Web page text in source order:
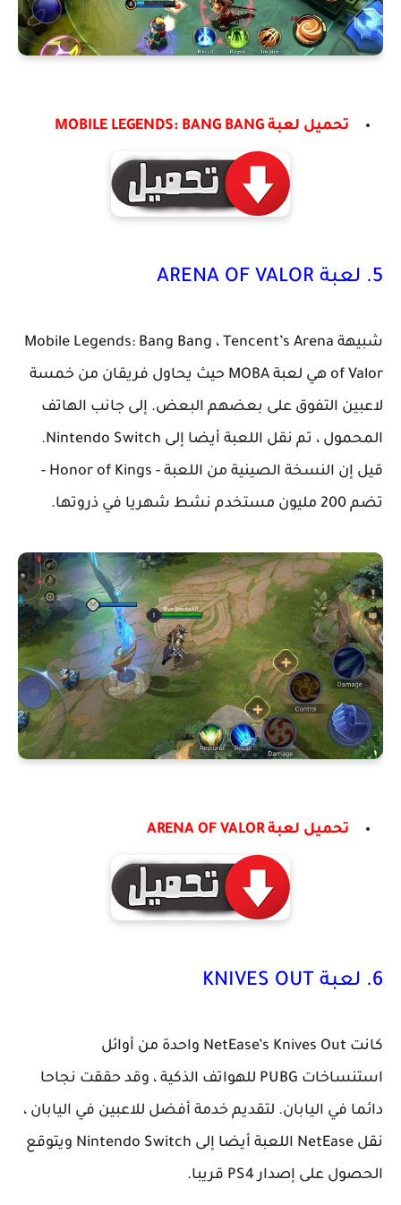
تحميل لعبة MOBILE LEGENDS: BANG BANG
5. لعبة ARENA OF VALOR
شبيهة Mobile Legends: Bang Bang ، Tencent’s Arena
of Valor هي لعبة MOBA حيث يحاول فريقان من خمسة
لاعبين التفوق على بعضهم البعض. إلى جانب الهاتف
المحمول ، تم نقل اللعبة أيضا إلى Nintendo Switch.
قيل إن النسخة الصينية من اللعبة - Honor of Kings -
تضم 200 مليون مستخدم نشط شهريا في ذروتها.
تحميل لعبة ARENA OF VALOR
6. لعبة KNIVES OUT
كانت NetEase’s Knives Out واحدة من أوائل
استنساخات PUBG للهواتف الذكية ، وقد حققت نجاحا
دائما في اليابان. لتقديم خدمة أفضل للاعبين في اليابان ،
نقل NetEase اللعبة أيضا إلى Nintendo Switch ويتوقع
الحصول على إصدار PS4 قريبا.